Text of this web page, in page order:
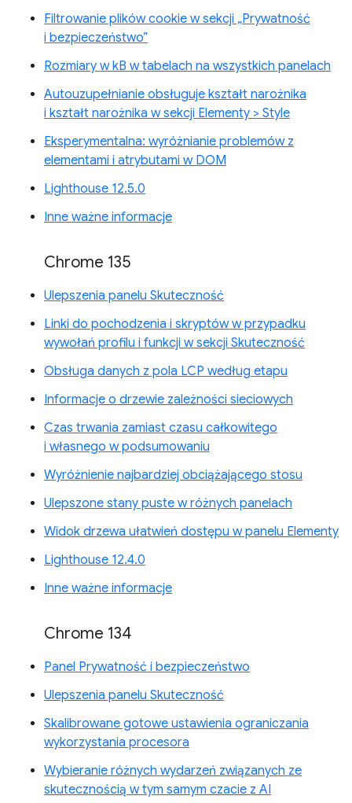
Filtrowanie plików cookie w sekcji „Prywatność
i bezpieczeństwo”
Rozmiary w kB w tabelach na wszystkich panelach
Autouzupełnianie obsługuje kształt narożnika
i kształt narożnika w sekcji Elementy > Style
Eksperymentalna: wyróżnianie problemów z
elementami i atrybutami w DOM
Lighthouse 12.5.0
Inne ważne informacje
Chrome 135
Ulepszenia panelu Skuteczność
Linki do pochodzenia i skryptów w przypadku
wywołań profilu i funkcji w sekcji Skuteczność
Obsługa danych z pola LCP według etapu
Informacje o drzewie zależności sieciowych
Czas trwania zamiast czasu całkowitego
i własnego w podsumowaniu
Wyróżnienie najbardziej obciążającego stosu
Ulepszone stany puste w różnych panelach
Widok drzewa ułatwień dostępu w panelu Elementy
Lighthouse 12.4.0
Inne ważne informacje
Chrome 134
Panel Prywatność i bezpieczeństwo
Ulepszenia panelu Skuteczność
Skalibrowane gotowe ustawienia ograniczania
wykorzystania procesora
Wybieranie różnych wydarzeń związanych ze
skutecznością w tym samym czacie z AI